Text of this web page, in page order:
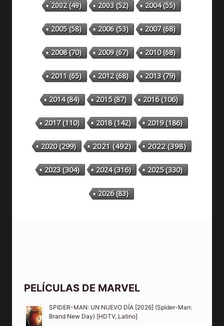
2002(49) 2003(52) 2004(55)
2005(58) 2006(53) 2007(68)
2008(70) 2009(67) 2010(68)
2011 (65) 2012(68) 2013(79)
2014(84) 2015(87) 2016(106)
2017(110) 2018(142) 2019(186)
2020(299) 2021(492) 2022(398)
2023(304) 2024(316) 2025(330)
2026(83)
PELÍCULAS DE MARVEL
SPIDER-MAN: UN NUEVO DÍA [2026] (Spider-Man:
Brand New Day) [HDTV, Latino]